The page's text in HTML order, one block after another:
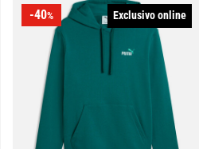
-40% Exclusivo online